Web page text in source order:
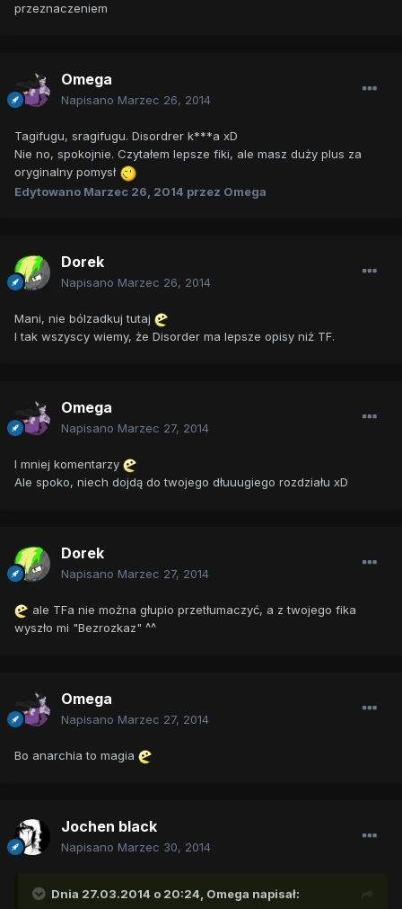
przeznaczeniem
Omega
Napisano Marzec 26, 2014
Tagifugu, sragifugu. Disordrer k***a xD
Nie no, spokojnie. Czytałem lepsze fiki, ale masz duży plus za
oryginalny pomysł
Edytowano Marzec 26, 2014 przez Omega
Dorek
Napisano Marzec 26, 2014
Mani, nie bólzadkuj tutaj
I tak wszyscy wiemy, że Disorder ma lepsze opisy niż TF.
Omega
Napisano Marzec 27, 2014
I mniej komentarzy
Ale spoko, niech dojdą do twojego dłuuugiego rozdziału xD
Dorek
Napisano Marzec 27, 2014
ale TFa nie można głupio przetłumaczyć, a z twojego fika
wyszło mi "Bezrozkaz" ^^
Omega
Napisano Marzec 27, 2014
Bo anarchia to magia
Jochen black
Napisano Marzec 30, 2014
Dnia 27.03.2014 o 20:24, Omega napisał: